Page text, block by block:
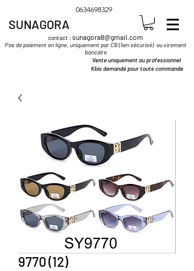
0634698329
SUNAGORA
contact :sunagora8@gmail.com
Pas de paiement en ligne, uniquement par CB (lien sécurisé) ou virement
bancaire
Vente uniquement au professionnel
Kbis demandé pour toute commande
9770 (12)